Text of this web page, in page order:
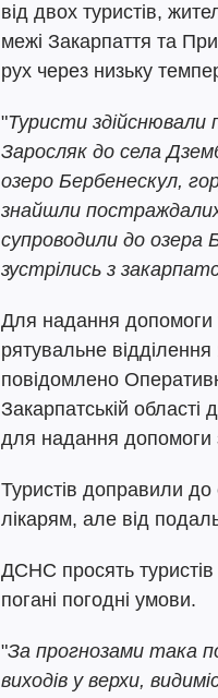
від двох туристів,
межі Закарпаття та
рух через низьку
"Туристи здійснювали
Заросляк до села
озеро Бербенескул,
знайшли постраждалих
супроводили до озера
зустрілись з
Для надання допомоги
рятувальне
повідомлено
Закарпатській області
для надання допомоги
Туристів доправили до
лікарям, але від
ДСНС просять
погані погодні умови.
"За прогнозами така
виходів у верхи,